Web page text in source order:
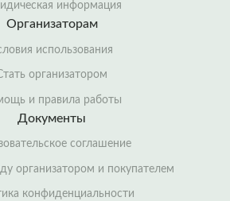
информация
Организаторам
использования
организатором
и правила работы
Документы
соглашение
организатором и покупателем
конфиденциальности